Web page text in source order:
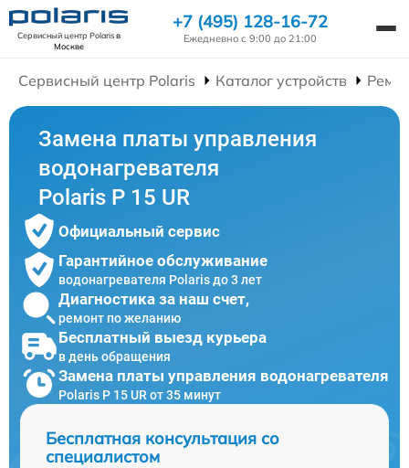
Сервисный центр Polarisв
Москве
+7 (495) 128-16-72
Ежедневно с 9:00 до 21:00
Сервисный центр Polaris Каталог устройств
Замена платы управления
водонагревателя
Polaris P 15 UR
Официальный сервис
Гарантийное обслуживание
водонагревателя Polaris до 3 лет
Диагностика за наш счет,
ремонт по желанию
Бесплатный выезд курьера
в день обращения
Замена платы управления водонагревателя
Polaris P 15 UR от 35 минут
Бесплатная консультация со
специалистом